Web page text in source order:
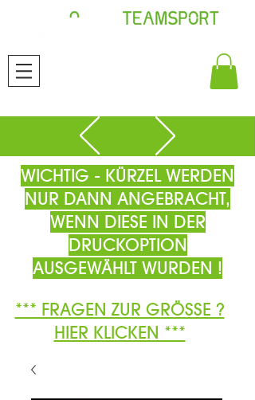
WICHTIG - KÜRZEL WERDEN
NUR DANN ANGEBRACHT,
WENN DIESE IN DER
DRUCKOPTION
AUSGEWÄHLT WURDEN !
*** FRAGEN ZUR GRÖSSE ?
HIER KLICKEN ***